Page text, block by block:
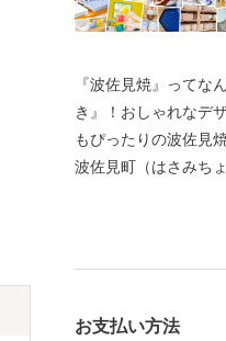
『波佐見焼』ってな
き』！おしゃれなデ
もぴったりの波佐見
波佐見町（はさみち
田百選に選ばれた「
います。 今なお多く
お支払い方法